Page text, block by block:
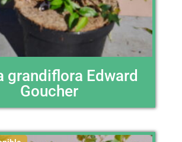
grandiflora Edward
Goucher